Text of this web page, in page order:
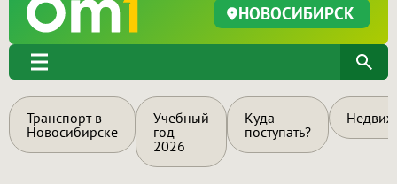
НОВОСИБИРСК
Транспорт в
Новосибирске
Учебный
год
2026
Куда
поступать?